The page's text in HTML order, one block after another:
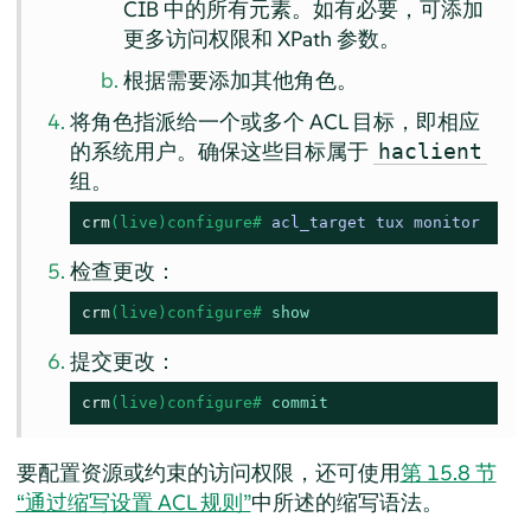
CIB 中的所有元素。如有必要，可添加
更多访问权限和 XPath 参数。
根据需要添加其他角色。
将角色指派给一个或多个 ACL 目标，即相应
的系统用户。确保这些目标属于 haclient
组。
crm(live)configure# acl_target tux monitor
检查更改：
crm(live)configure# show
提交更改：
crm(live)configure# commit
要配置资源或约束的访问权限，还可使用第 15.8 节
“通过缩写设置 ACL 规则”中所述的缩写语法。